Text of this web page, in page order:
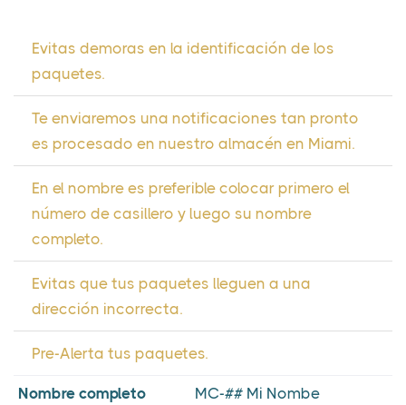
Evitas demoras en la identificación de los
paquetes.
Te enviaremos una notificaciones tan pronto
es procesado en nuestro almacén en Miami.
En el nombre es preferible colocar primero el
número de casillero y luego su nombre
completo.
Evitas que tus paquetes lleguen a una
dirección incorrecta.
Pre-Alerta tus paquetes.
Nombre completo MC-## Mi Nombe